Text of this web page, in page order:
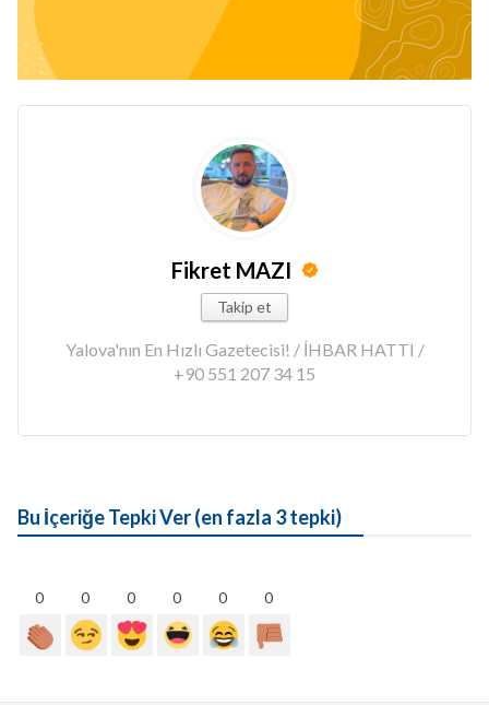
Fikret MAZI
Takip et
Yalova'nın En Hızlı Gazetecisi! / İHBAR HATTI /
+90 551 207 34 15
Bu İçeriğe Tepki Ver (en fazla 3 tepki)
0 0 0 0 0 0